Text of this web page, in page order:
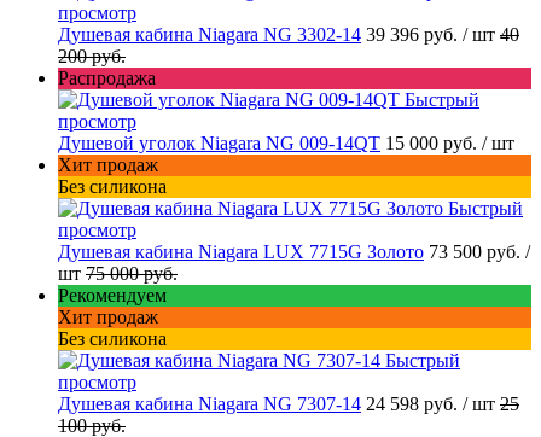
просмотр
Душевая кабина Niagara NG 3302-14 39 396 руб. / шт 40
200 руб.
Распродажа
Быстрый
просмотр
Душевой уголок Niagara NG 009-14QT 15 000 руб. / шт
Хит продаж
Без силикона
Быстрый
просмотр
Душевая кабина Niagara LUX 7715G Золото 73 500 руб. /
шт 75 000 руб.
Рекомендуем
Хит продаж
Без силикона
Быстрый
просмотр
Душевая кабина Niagara NG 7307-14 24 598 руб. / шт 25
100 руб.